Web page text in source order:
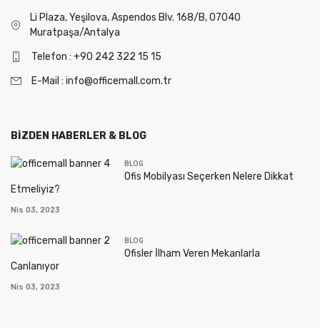
Li Plaza, Yeşilova, Aspendos Blv. 168/B, 07040
Muratpaşa/Antalya
Telefon : +90 242 322 15 15
E-Mail : info@officemall.com.tr
BIZDEN HABERLER & BLOG
BLOG
Ofis Mobilyası Seçerken Nelere Dikkat
Etmeliyiz?
Nis 03, 2023
BLOG
Ofisler İlham Veren Mekanlarla
Canlanıyor
Nis 03, 2023